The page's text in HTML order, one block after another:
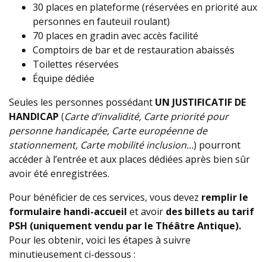
30 places en plateforme (réservées en priorité aux
personnes en fauteuil roulant)
70 places en gradin avec accès facilité
Comptoirs de bar et de restauration abaissés
Toilettes réservées
Équipe dédiée
Seules les personnes possédant UN JUSTIFICATIF DE
HANDICAP (Carte d’invalidité, Carte priorité pour
personne handicapée, Carte européenne de
stationnement, Carte mobilité inclusion…) pourront
accéder à l’entrée et aux places dédiées après bien sûr
avoir été enregistrées.
Pour bénéficier de ces services, vous devez remplir le
formulaire handi-accueil et avoir des billets au tarif
PSH (uniquement vendu par le Théâtre Antique).
Pour les obtenir, voici les étapes à suivre
minutieusement ci-dessous :